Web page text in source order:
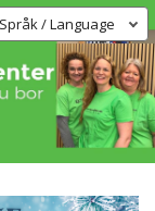
Språk / Language